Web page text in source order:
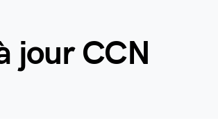
jour CCN